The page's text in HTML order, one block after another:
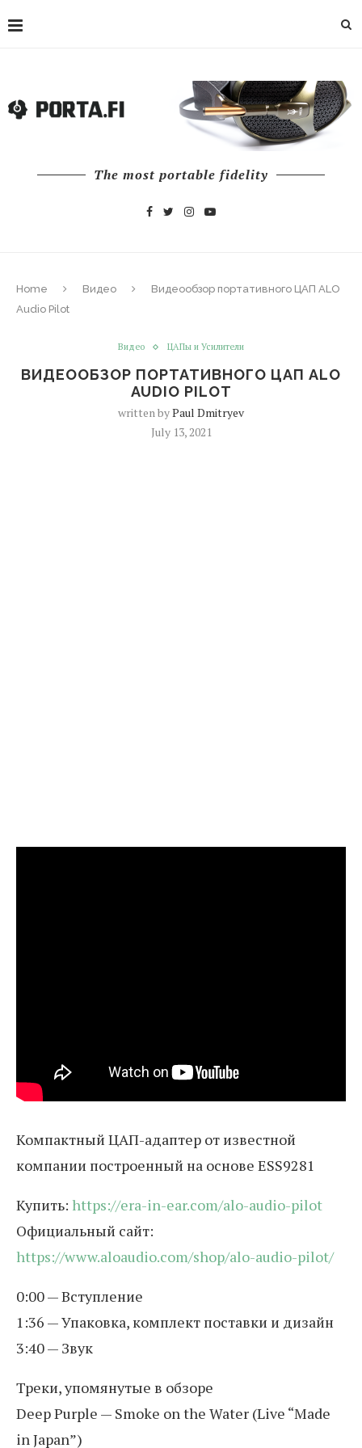
The most portable fidelity
Home Видео
Видеообзор портативного ЦАП ALO
Audio Pilot
Видео ЦАПы и Усилители
ВИДЕООБЗОР ПОРТАТИВНОГО ЦАП ALO
AUDIO PILOT
written byPaul Dmitryev
July 13, 2021
Компактный ЦАП-адаптер от известной
компании построенный на основе ESS9281
Купить: https://era-in-ear.com/alo-audio-pilot
Официальный сайт:
https://www.aloaudio.com/shop/alo-audio-pilot/
0:00 — Вступление
1:36 — Упаковка, комплект поставки и дизайн
3:40 — Звук
Треки, упомянутые в обзоре
Deep Purple — Smoke on the Water (Live “Made
in Japan”)